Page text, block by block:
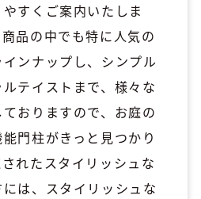
すくご案内いたしま
品の中でも特に人気の
ンナップし、シンプル
テイストまで、様々な
おりますので、お庭の
門柱がきっと見つかり
れたスタイリッシュな
は、スタイリッシュな